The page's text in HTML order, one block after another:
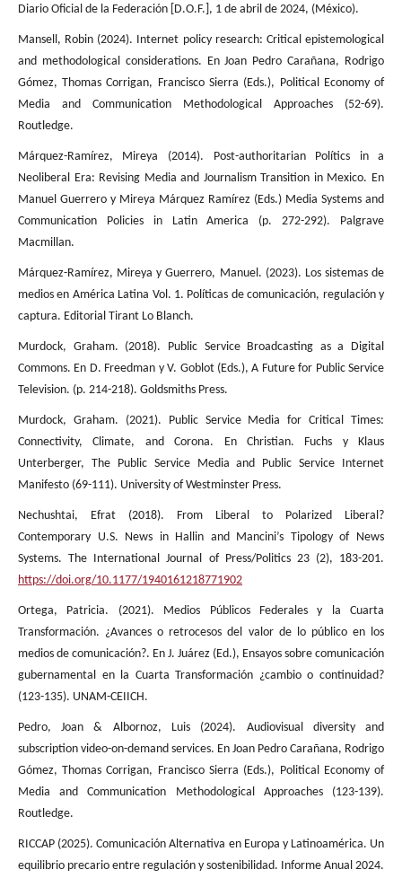
Diario Oficial de la Federación [D.O.F.], 1 de abril de 2024, (México).
Mansell, Robin (2024). Internet policy research: Critical epistemological
and methodological considerations. En Joan Pedro Carañana, Rodrigo
Gómez, Thomas Corrigan, Francisco Sierra (Eds.), Political Economy of
Media and Communication Methodological Approaches (52-69).
Routledge.
Márquez-Ramírez, Mireya (2014). Post-authoritarian Polítics in a
Neoliberal Era: Revising Media and Journalism Transition in Mexico. En
Manuel Guerrero y Mireya Márquez Ramírez (Eds.) Media Systems and
Communication Policies in Latin America (p. 272-292). Palgrave
Macmillan.
Márquez-Ramírez, Mireya y Guerrero, Manuel. (2023). Los sistemas de
medios en América Latina Vol. 1. Políticas de comunicación, regulación y
captura. Editorial Tirant Lo Blanch.
Murdock, Graham. (2018). Public Service Broadcasting as a Digital
Commons. En D. Freedman y V. Goblot (Eds.), A Future for Public Service
Television. (p. 214-218). Goldsmiths Press.
Murdock, Graham. (2021). Public Service Media for Critical Times:
Connectivity, Climate, and Corona. En Christian. Fuchs y Klaus
Unterberger, The Public Service Media and Public Service Internet
Manifesto (69-111). University of Westminster Press.
Nechushtai, Efrat (2018). From Liberal to Polarized Liberal?
Contemporary U.S. News in Hallin and Mancini’s Tipology of News
Systems. The International Journal of Press/Politics 23 (2), 183-201.
https://doi.org/10.1177/1940161218771902
Ortega, Patricia. (2021). Medios Públicos Federales y la Cuarta
Transformación. ¿Avances o retrocesos del valor de lo público en los
medios de comunicación?. En J. Juárez (Ed.), Ensayos sobre comunicación
gubernamental en la Cuarta Transformación ¿cambio o continuidad?
(123-135). UNAM-CEIICH.
Pedro, Joan & Albornoz, Luis (2024). Audiovisual diversity and
subscription video-on-demand services. En Joan Pedro Carañana, Rodrigo
Gómez, Thomas Corrigan, Francisco Sierra (Eds.), Political Economy of
Media and Communication Methodological Approaches (123-139).
Routledge.
RICCAP (2025). Comunicación Alternativa en Europa y Latinoamérica. Un
equilibrio precario entre regulación y sostenibilidad. Informe Anual 2024.